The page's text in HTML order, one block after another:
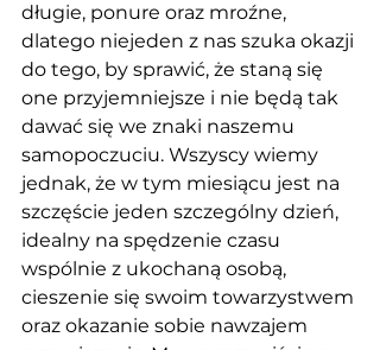
długie, ponure oraz mroźne,
dlatego niejeden z nas szuka okazji
do tego, by sprawić, że staną się
one przyjemniejsze i nie będą tak
dawać się we znaki naszemu
samopoczuciu. Wszyscy wiemy
jednak, że w tym miesiącu jest na
szczęście jeden szczególny dzień,
idealny na spędzenie czasu
wspólnie z ukochaną osobą,
cieszenie się swoim towarzystwem
oraz okazanie sobie nawzajem